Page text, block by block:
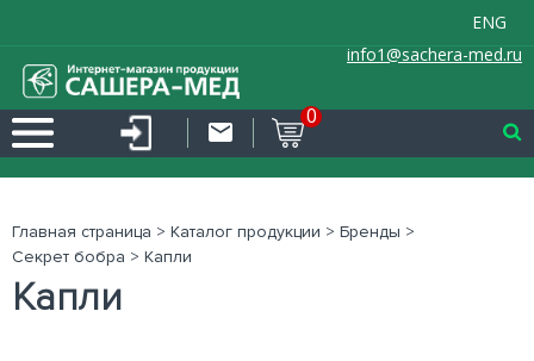
ENG
info1@sachera-med.ru
0
Главная страница > Каталог продукции > Бренды >
Секрет бобра > Капли
Капли